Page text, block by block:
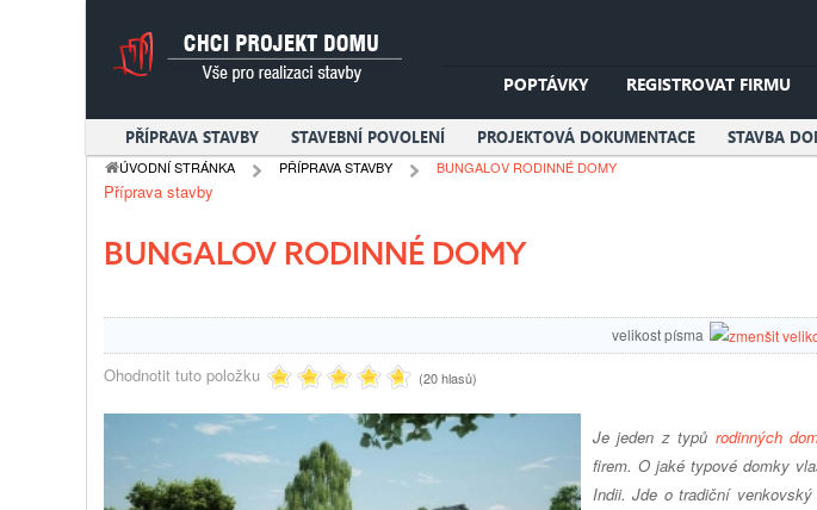
POPTÁVKY REGISTROVAT FIRMU
PŘÍPRAVA STAVBY STAVEBNÍ POVOLENÍ PROJEKTOVÁ DOKUMENTACE STAVBA
ÚVODNÍ STRÁNKA PŘÍPRAVA STAVBY BUNGALOV RODINNÉ DOMY
Příprava stavby
BUNGALOV RODINNÉ DOMY
velikost písma
Ohodnotit tuto položku (20 hlasů)
Je jeden z typů rodinných
firem. O jaké typové domky
Indii. Jde o tradiční